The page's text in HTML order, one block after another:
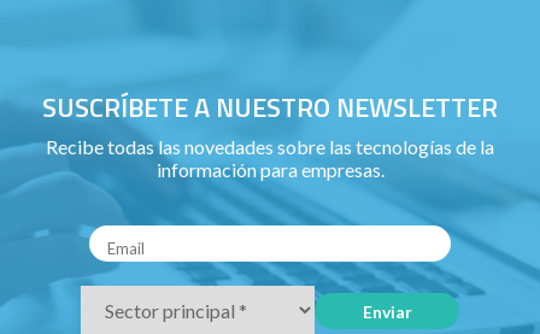
SUSCRÍBETE A NUESTRO NEWSLETTER
Recibe todas las novedades sobre las tecnologías de la
información para empresas.